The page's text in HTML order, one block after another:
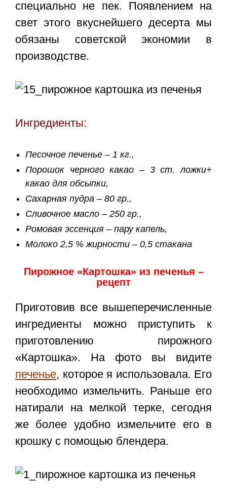
специально не пек. Появлением на
свет этого вкуснейшего десерта мы
обязаны советской экономии в
производстве.
Ингредиенты:
Песочное печенье – 1 кг.,
Порошок черного какао – 3 ст. ложки+
какао для обсыпки,
Сахарная пудра – 80 гр.,
Сливочное масло – 250 гр.,
Ромовая эссенция – пару капель,
Молоко 2,5 % жирности – 0,5 стакана
Пирожное «Картошка» из печенья –
рецепт
Приготовив все вышеперечисленные
ингредиенты можно приступить к
приготовлению пирожного
«Картошка». На фото вы видите
печенье, которое я использовала. Его
необходимо измельчить. Раньше его
натирали на мелкой терке, сегодня
же более удобно измельчите его в
крошку с помощью блендера.